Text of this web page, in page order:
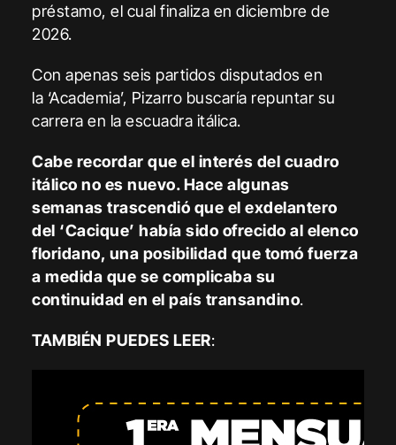
préstamo, el cual finaliza en diciembre de
2026.
Con apenas seis partidos disputados en
la ‘Academia’, Pizarro buscaría repuntar su
carrera en la escuadra itálica.
Cabe recordar que el interés del cuadro
itálico no es nuevo. Hace algunas
semanas trascendió que el exdelantero
del ‘Cacique’ había sido ofrecido al elenco
floridano, una posibilidad que tomó fuerza
a medida que se complicaba su
continuidad en el país transandino.
TAMBIÉN PUEDES LEER: